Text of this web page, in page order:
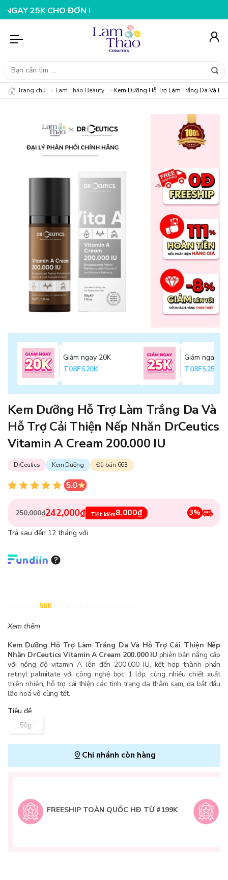
CHO ĐƠN HÀNG 199K
Trang chủ Lam Thảo Beauty Kem Dưỡng Hỗ Trợ Làm Trắng Da Và
Giảm ngay 20K
T08FS20K
Giảm ngay
T08FS25K
Kem Dưỡng Hỗ Trợ Làm Trắng Da Và
Hỗ Trợ Cải Thiện Nếp Nhăn DrCeutics
Vitamin A Cream 200.000 IU
DrCeutics Kem Dưỡng Đã bán 663
250,000₫242,000₫ Tiết kiệm8,000₫ 3%
Trả sau đến 12 tháng với
50K
Xem thêm
Kem Dưỡng Hỗ Trợ Làm Trắng Da Và Hỗ Trợ Cải Thiện Nếp
Nhăn DrCeutics Vitamin A Cream 200.000 IU phiên bản nâng cấp
với nồng độ vitamin A lên đến 200.000 IU, kết hợp thành phần
retinyl palmitate với công nghệ bọc 1 lớp, cùng nhiều chiết xuất
thiên nhiên, hỗ trợ cải thiện các tình trạng da thâm sạm, da bắt đầu
lão hoá vô cùng tốt.
Tiêu đề
50g
Chi nhánh còn hàng
FREESHIP TOÀN QUỐC HĐ TỪ #199K